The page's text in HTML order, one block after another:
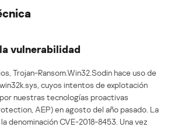
vulnerabilidad
Trojan-Ransom.Win32.Sodin hace uso de
cuyos intentos de explotación
nuestras tecnologías proactivas
AEP) en agosto del año pasado. La
denominación CVE-2018-8453. Una vez